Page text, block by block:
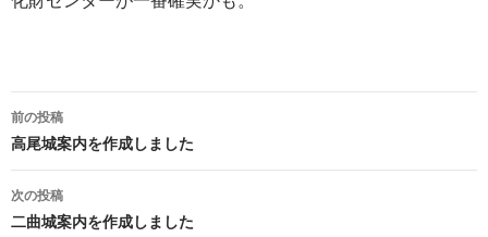
投
稿
ナ
ビ
前の投稿
高尾城案内を作成しました
次の投稿
二曲城案内を作成しました